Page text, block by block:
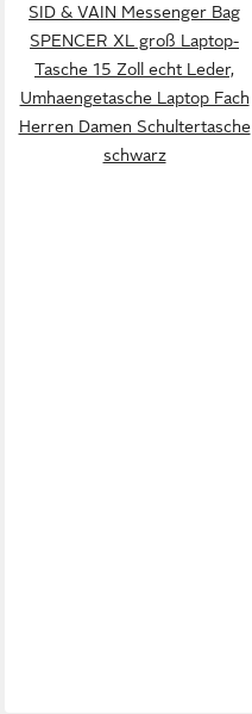
SID & VAIN Messenger Bag
SPENCER XL groß Laptop-
Tasche 15 Zoll echt Leder,
Umhaengetasche Laptop Fach
Herren Damen Schultertasche
schwarz